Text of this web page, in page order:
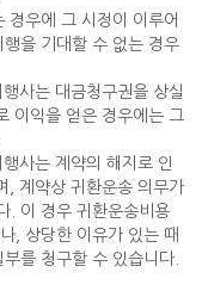
우에 그 시정이 이루어
을 기대할 수 없는 경우
사는 대금청구권을 상실
이익을 얻은 경우에는 그
사는 계약의 해지로 인
, 계약상 귀환운송 의무가
. 이 경우 귀환운송비용
, 상당한 이유가 있는 때
를 청구할 수 있습니다.